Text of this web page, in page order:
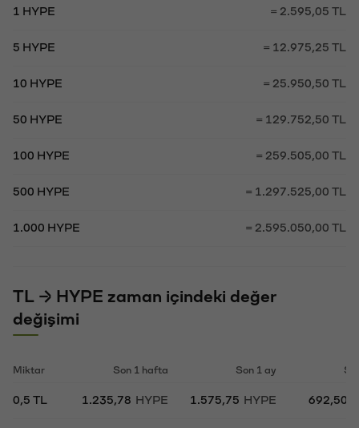
1 HYPE = 2.595,05 TL
5 HYPE = 12.975,25 TL
10 HYPE = 25.950,50 TL
50 HYPE = 129.752,50 TL
100 HYPE = 259.505,00 TL
500 HYPE = 1.297.525,00 TL
1.000 HYPE = 2.595.050,00 TL
TL → HYPE zaman içindeki değer
değişimi
Miktar Son 1 hafta Son 1 ay
0,5 TL 1.235,78 HYPE 1.575,75 HYPE 692,50